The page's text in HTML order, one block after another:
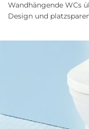
Wandhängende WCs
Design und